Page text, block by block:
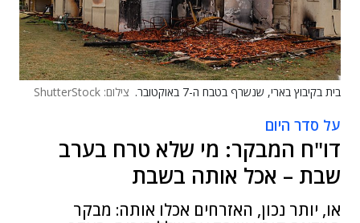
בית בקיבוץ בארי, שנשרף בטבח ה-7 באוקטובר. צילום: ShutterStock
על סדר היום
דו"ח המבקר: מי שלא טרח בערב
שבת – אכל אותה בשבת
או, יותר נכון, האזרחים אכלו אותה: מבקר